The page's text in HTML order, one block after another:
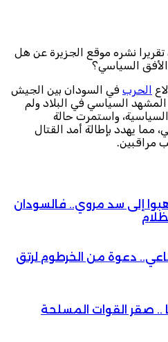
تقريرا نشره موقع الجزيرة عن هل
الأفق السياسي؟
الحرب في السودان بين الجيش
السياسي في البلاد ولم
واستمرت حالة
مما يهدد بإطالة أمد القتال
مراقبين.
إلى سد مروي.. فالسودان
دعوة من الخرطوم لرتق
.. صقر القوات المسلحة